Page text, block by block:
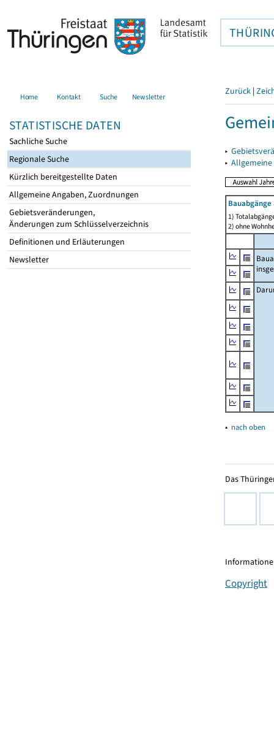
Home Kontakt Suche Newsletter
STATISTISCHE DATEN
Sachliche Suche
Regionale Suche
Kürzlich bereitgestellte Daten
Allgemeine Angaben, Zuordnungen
Gebietsveränderungen,
Änderungen zum Schlüsselverzeichnis
Definitionen und Erläuterungen
Newsletter
Zurück |
▸
▸
1)
2) ohne
▴ nach oben
Das
Copyright